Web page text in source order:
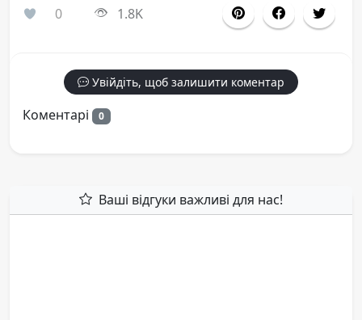
0 1.8K
Увійдіть, щоб залишити коментар
Коментарі 0
Ваші відгуки важливі для нас!